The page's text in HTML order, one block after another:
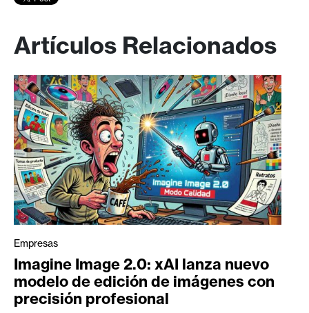
Artículos Relacionados
Empresas
Imagine Image 2.0: xAI lanza nuevo
modelo de edición de imágenes con
precisión profesional